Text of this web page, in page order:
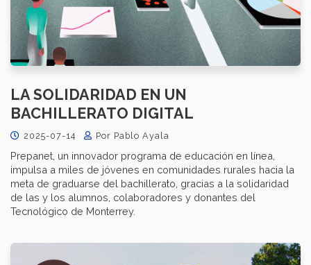
LA SOLIDARIDAD EN UN
BACHILLERATO DIGITAL
2025-07-14 Por Pablo Ayala
Prepanet, un innovador programa de educación en línea,
impulsa a miles de jóvenes en comunidades rurales hacia la
meta de graduarse del bachillerato, gracias a la solidaridad
de las y los alumnos, colaboradores y donantes del
Tecnológico de Monterrey.